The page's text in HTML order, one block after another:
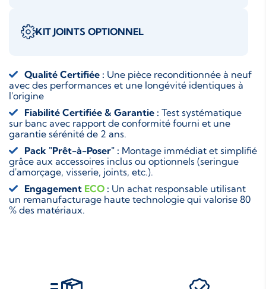
KIT JOINTS OPTIONNEL
Qualité Certifiée : Une pièce reconditionnée à neuf
avec des performances et une longévité identiques à
l'origine
Fiabilité Certifiée & Garantie : Test systématique
sur banc avec rapport de conformité fourni et une
garantie sérénité de 2 ans.
Pack "Prêt-à-Poser" : Montage immédiat et simplifié
grâce aux accessoires inclus ou optionnels (seringue
d'amorçage, visserie, joints, etc.).
Engagement ECO : Un achat responsable utilisant
un remanufacturage haute technologie qui valorise 80
% des matériaux.